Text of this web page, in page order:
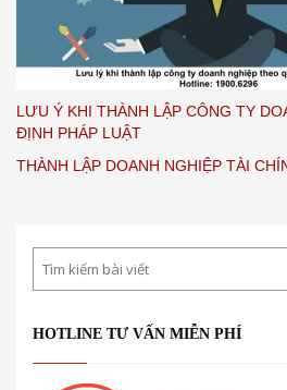
LƯU Ý KHI THÀNH LẬP CÔNG TY
ĐỊNH PHÁP LUẬT
THÀNH LẬP DOANH NGHIỆP TÀI
HOTLINE TƯ VẤN MIỄN PHÍ